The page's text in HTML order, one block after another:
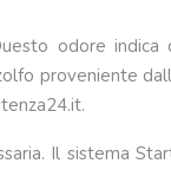
odore
proveniente
Il sistema